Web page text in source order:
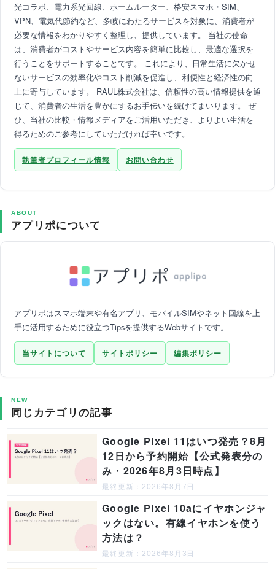
光コラボ、電力系光回線、ホームルーター、格安スマホ・SIM、
VPN、電気代節約など、多岐にわたるサービスを対象に、消費者が
必要な情報をわかりやすく整理し、提供しています。 当社の使命
は、消費者がコストやサービス内容を簡単に比較し、最適な選択を
行うことをサポートすることです。 これにより、日常生活に欠かせ
ないサービスの効率化やコスト削減を促進し、利便性と経済性の向
上に寄与しています。 RAUL株式会社は、信頼性の高い情報提供を通
じて、消費者の生活を豊かにするお手伝いを続けてまいります。 ぜ
ひ、当社の比較・情報メディアをご活用いただき、よりよい生活を
得るためのご参考にしていただければ幸いです。
執筆者プロフィール情報 お問い合わせ
ABOUT
アプリポについて
アプリポはスマホ端末や有名アプリ、モバイルSIMやネット回線を上
手に活用するために役立つTipsを提供するWebサイトです。
当サイトについて サイトポリシー 編集ポリシー
NEW
同じカテゴリの記事
Google Pixel 11はいつ発売？8月
12日から予約開始【公式発表分の
み・2026年8月3日時点】
最終更新：2026年8月7日
Google Pixel 10aにイヤホンジャ
ックはない。有線イヤホンを使う
方法は？
最終更新：2026年8月3日